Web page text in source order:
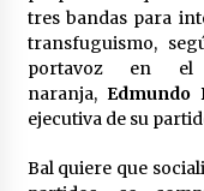
terreno de juego en
Down Sevilla
13 de mayo de
La
no
13
tres bandas para
transfuguismo,
portavoz en
naranja, Edmundo
ejecutiva de su
Bal quiere que